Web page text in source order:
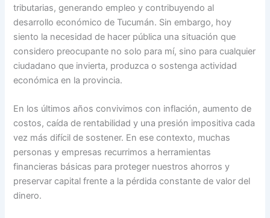
tributarias, generando empleo y contribuyendo al
desarrollo económico de Tucumán. Sin embargo, hoy
siento la necesidad de hacer pública una situación que
considero preocupante no solo para mí, sino para cualquier
ciudadano que invierta, produzca o sostenga actividad
económica en la provincia.
En los últimos años convivimos con inflación, aumento de
costos, caída de rentabilidad y una presión impositiva cada
vez más difícil de sostener. En ese contexto, muchas
personas y empresas recurrimos a herramientas
financieras básicas para proteger nuestros ahorros y
preservar capital frente a la pérdida constante de valor del
dinero.